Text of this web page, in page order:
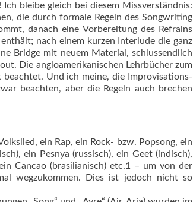
bleibe gleich bei diesem Missverständnis:
die durch formale Regeln des Songwriting
danach eine Vorbereitung des Refrains
nach einem kurzen Interlude die ganz
Bridge mit neuem Material, schlussendlich
Die angloamerikanischen Lehrbücher zum
Und ich meine, die Improvisations-
beachten, aber die Regeln auch brechen
ein Rap, ein Rock- bzw. Popsong, ein
ein Pesnya (russisch), ein Geet (indisch),
Cancao (brasilianisch) etc.1 – um von der
wegzukommen. Dies ist jedoch nicht so